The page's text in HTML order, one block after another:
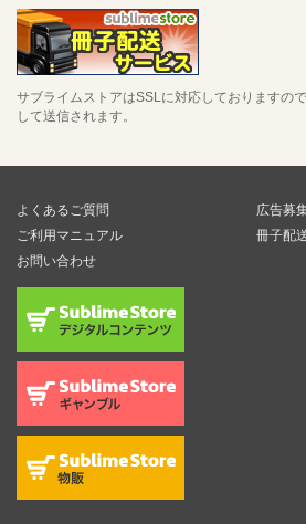
サブライムストアはSSLに対応しておりますの
して送信されます。
よくあるご質問
ご利用マニュアル
お問い合わせ
広告募
冊子配